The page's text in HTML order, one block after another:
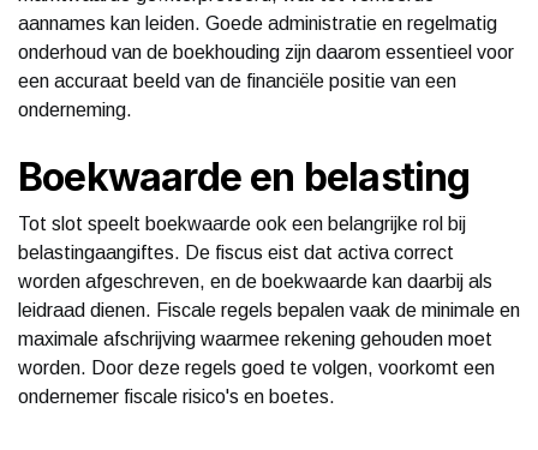
aannames kan leiden. Goede administratie en regelmatig
onderhoud van de boekhouding zijn daarom essentieel voor
een accuraat beeld van de financiële positie van een
onderneming.
Boekwaarde en belasting
Tot slot speelt boekwaarde ook een belangrijke rol bij
belastingaangiftes. De fiscus eist dat activa correct
worden afgeschreven, en de boekwaarde kan daarbij als
leidraad dienen. Fiscale regels bepalen vaak de minimale en
maximale afschrijving waarmee rekening gehouden moet
worden. Door deze regels goed te volgen, voorkomt een
ondernemer fiscale risico's en boetes.